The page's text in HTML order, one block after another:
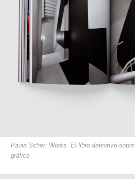
Paula Scher: Works. El libro definitivo
gráfica